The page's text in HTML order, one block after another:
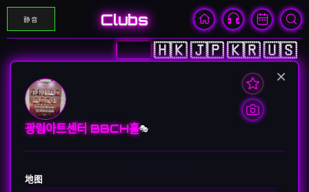
静音 Clubs
🇨🇳🇭🇰🇯🇵🇰🇷🇺🇸
×
광림아트센터 BBCH홀🎭
地图